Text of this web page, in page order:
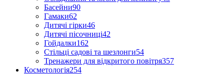
Басейни90
Гамаки62
Дитячі гірки46
Дитячі пісочниці42
Гойдалки162
Стільці садові та шезлонги54
Тренажери для відкритого повітря357
Косметологія254